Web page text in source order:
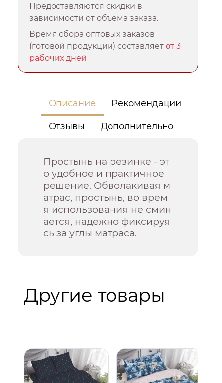
Предоставляются скидки в
зависимости от объема заказа.
Время сбора оптовых заказов
(готовой продукции) составляетот 3
рабочих дней
Описание Рекомендации
Отзывы Дополнительно
Простынь на резинке - эт
о удобное и практичное
решение. Обволакивая м
атрас, простынь, во врем
я использования не смин
ается, надежно фиксируя
сь за углы матраса.
Другие товары